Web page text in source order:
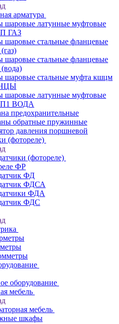
арматура
шаровые латунные муфтовые
ГАЗ
шаровые стальные фланцевые
шаровые стальные фланцевые
шаровые стальные муфта кшцм
шаровые латунные муфтовые
ВОДА
предохранительные
обратные пружинные
давления поршневой
(фотореле)
(фотореле)
ФР
ФД
ФДСА
ФДА
ФДС
оборудование
мебель
мебель
шкафы